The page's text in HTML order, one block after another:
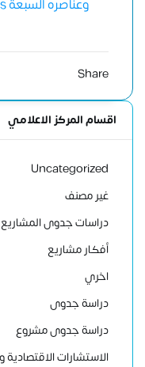
وعناصره السبعة 7Ps
Share
اقسام المركز الاعلامي
Uncategorized
غير مصنف
دراسات جدوى المشاريع
أفكار مشاريع
اخري
دراسة جدوى
دراسة جدوى مشروع
الاستشارات الاقتصادية